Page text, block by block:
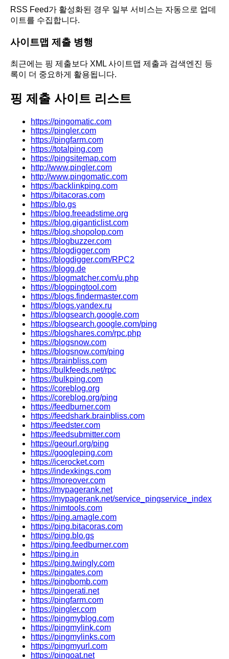
RSS Feed가 활성화된 경우 일부 서비스는 자동으로 업데
이트를 수집합니다.
사이트맵 제출 병행
최근에는 핑 제출보다 XML 사이트맵 제출과 검색엔진 등
록이 더 중요하게 활용됩니다.
핑 제출 사이트 리스트
https://pingomatic.com
https://pingler.com
https://pingfarm.com
https://totalping.com
https://pingsitemap.com
http://www.pingler.com
http://www.pingomatic.com
https://backlinkping.com
https://bitacoras.com
https://blo.gs
https://blog.freeadstime.org
https://blog.giganticlist.com
https://blog.shopolop.com
https://blogbuzzer.com
https://blogdigger.com
https://blogdigger.com/RPC2
https://blogg.de
https://blogmatcher.com/u.php
https://blogpingtool.com
https://blogs.findermaster.com
https://blogs.yandex.ru
https://blogsearch.google.com
https://blogsearch.google.com/ping
https://blogshares.com/rpc.php
https://blogsnow.com
https://blogsnow.com/ping
https://brainbliss.com
https://bulkfeeds.net/rpc
https://bulkping.com
https://coreblog.org
https://coreblog.org/ping
https://feedburner.com
https://feedshark.brainbliss.com
https://feedster.com
https://feedsubmitter.com
https://geourl.org/ping
https://googleping.com
https://icerocket.com
https://indexkings.com
https://moreover.com
https://mypagerank.net
https://mypagerank.net/service_pingservice_index
https://nimtools.com
https://ping.amagle.com
https://ping.bitacoras.com
https://ping.blo.gs
https://ping.feedburner.com
https://ping.in
https://ping.twingly.com
https://pingates.com
https://pingbomb.com
https://pingerati.net
https://pingfarm.com
https://pingler.com
https://pingmyblog.com
https://pingmylink.com
https://pingmylinks.com
https://pingmyurl.com
https://pingoat.net